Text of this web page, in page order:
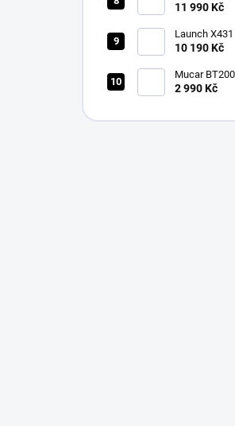
2026
11 990 Kč
Launch
Bluetooth
10 190 Kč
Mucar
2 990 Kč